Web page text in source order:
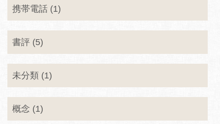
携帯電話 (1)
書評 (5)
未分類 (1)
概念 (1)